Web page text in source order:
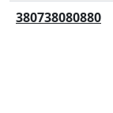
380738080880